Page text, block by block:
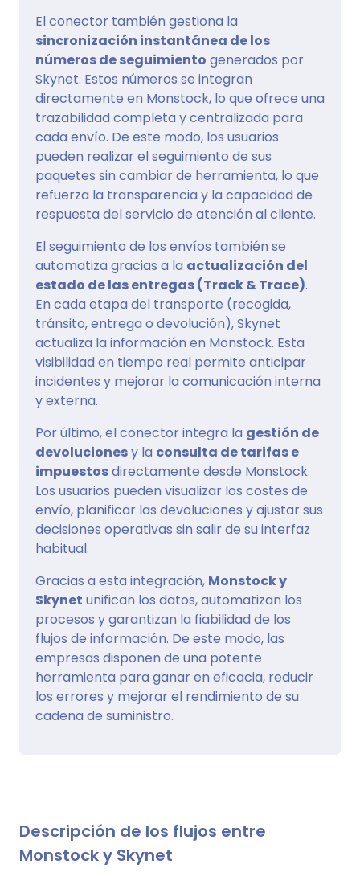
El conector también gestiona la
sincronización instantánea de los
números de seguimiento generados por
Skynet. Estos números se integran
directamente en Monstock, lo que ofrece una
trazabilidad completa y centralizada para
cada envío. De este modo, los usuarios
pueden realizar el seguimiento de sus
paquetes sin cambiar de herramienta, lo que
refuerza la transparencia y la capacidad de
respuesta del servicio de atención al cliente.
El seguimiento de los envíos también se
automatiza gracias a la actualización del
estado de las entregas (Track & Trace).
En cada etapa del transporte (recogida,
tránsito, entrega o devolución), Skynet
actualiza la información en Monstock. Esta
visibilidad en tiempo real permite anticipar
incidentes y mejorar la comunicación interna
y externa.
Por último, el conector integra la gestión de
devolucionesy la consulta de tarifas e
impuestosdirectamente desde Monstock.
Los usuarios pueden visualizar los costes de
envío, planificar las devoluciones y ajustar sus
decisiones operativas sin salir de su interfaz
habitual.
Gracias a esta integración, Monstock y
Skynet unifican los datos, automatizan los
procesos y garantizan la fiabilidad de los
flujos de información. De este modo, las
empresas disponen de una potente
herramienta para ganar en eficacia, reducir
los errores y mejorar el rendimiento de su
cadena de suministro.
Descripción de los flujos entre
Monstock y Skynet